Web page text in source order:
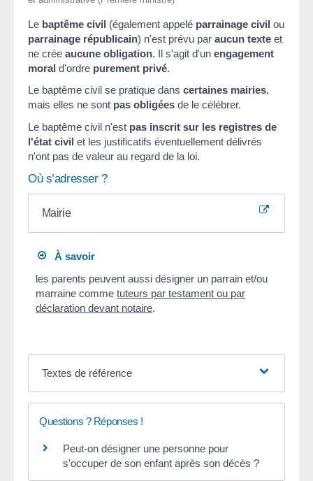
Le baptême civil (également appelé parrainage civil ou
parrainage républicain) n'est prévu par aucun texte et
ne crée aucune obligation. Il s'agit d'un engagement
moral d'ordre purement privé.
Le baptême civil se pratique dans certaines mairies,
mais elles ne sont pas obligées de le célébrer.
Le baptême civil n'est pas inscrit sur les registres de
l'état civil et les justificatifs éventuellement délivrés
n'ont pas de valeur au regard de la loi.
Où s’adresser ?
Mairie
À savoir
les parents peuvent aussi désigner un parrain et/ou
marraine commetuteurs par testament ou par
déclaration devant notaire.
Textes de référence
Questions ? Réponses !
Peut-on désigner une personne pour
s'occuper de son enfant après son décès ?